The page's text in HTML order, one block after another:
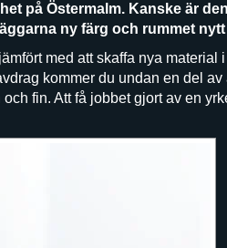
på Östermalm. Kanske är
ny färg och rummet nytt
med att skaffa nya material
kommer du undan en del
fin. Att få jobbet gjort av en